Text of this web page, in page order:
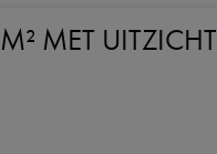
MET UITZICHT